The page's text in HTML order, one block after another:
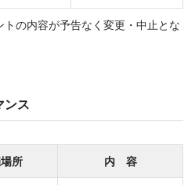
の内容が予告なく変更・中止とな
ンス
所 内 容